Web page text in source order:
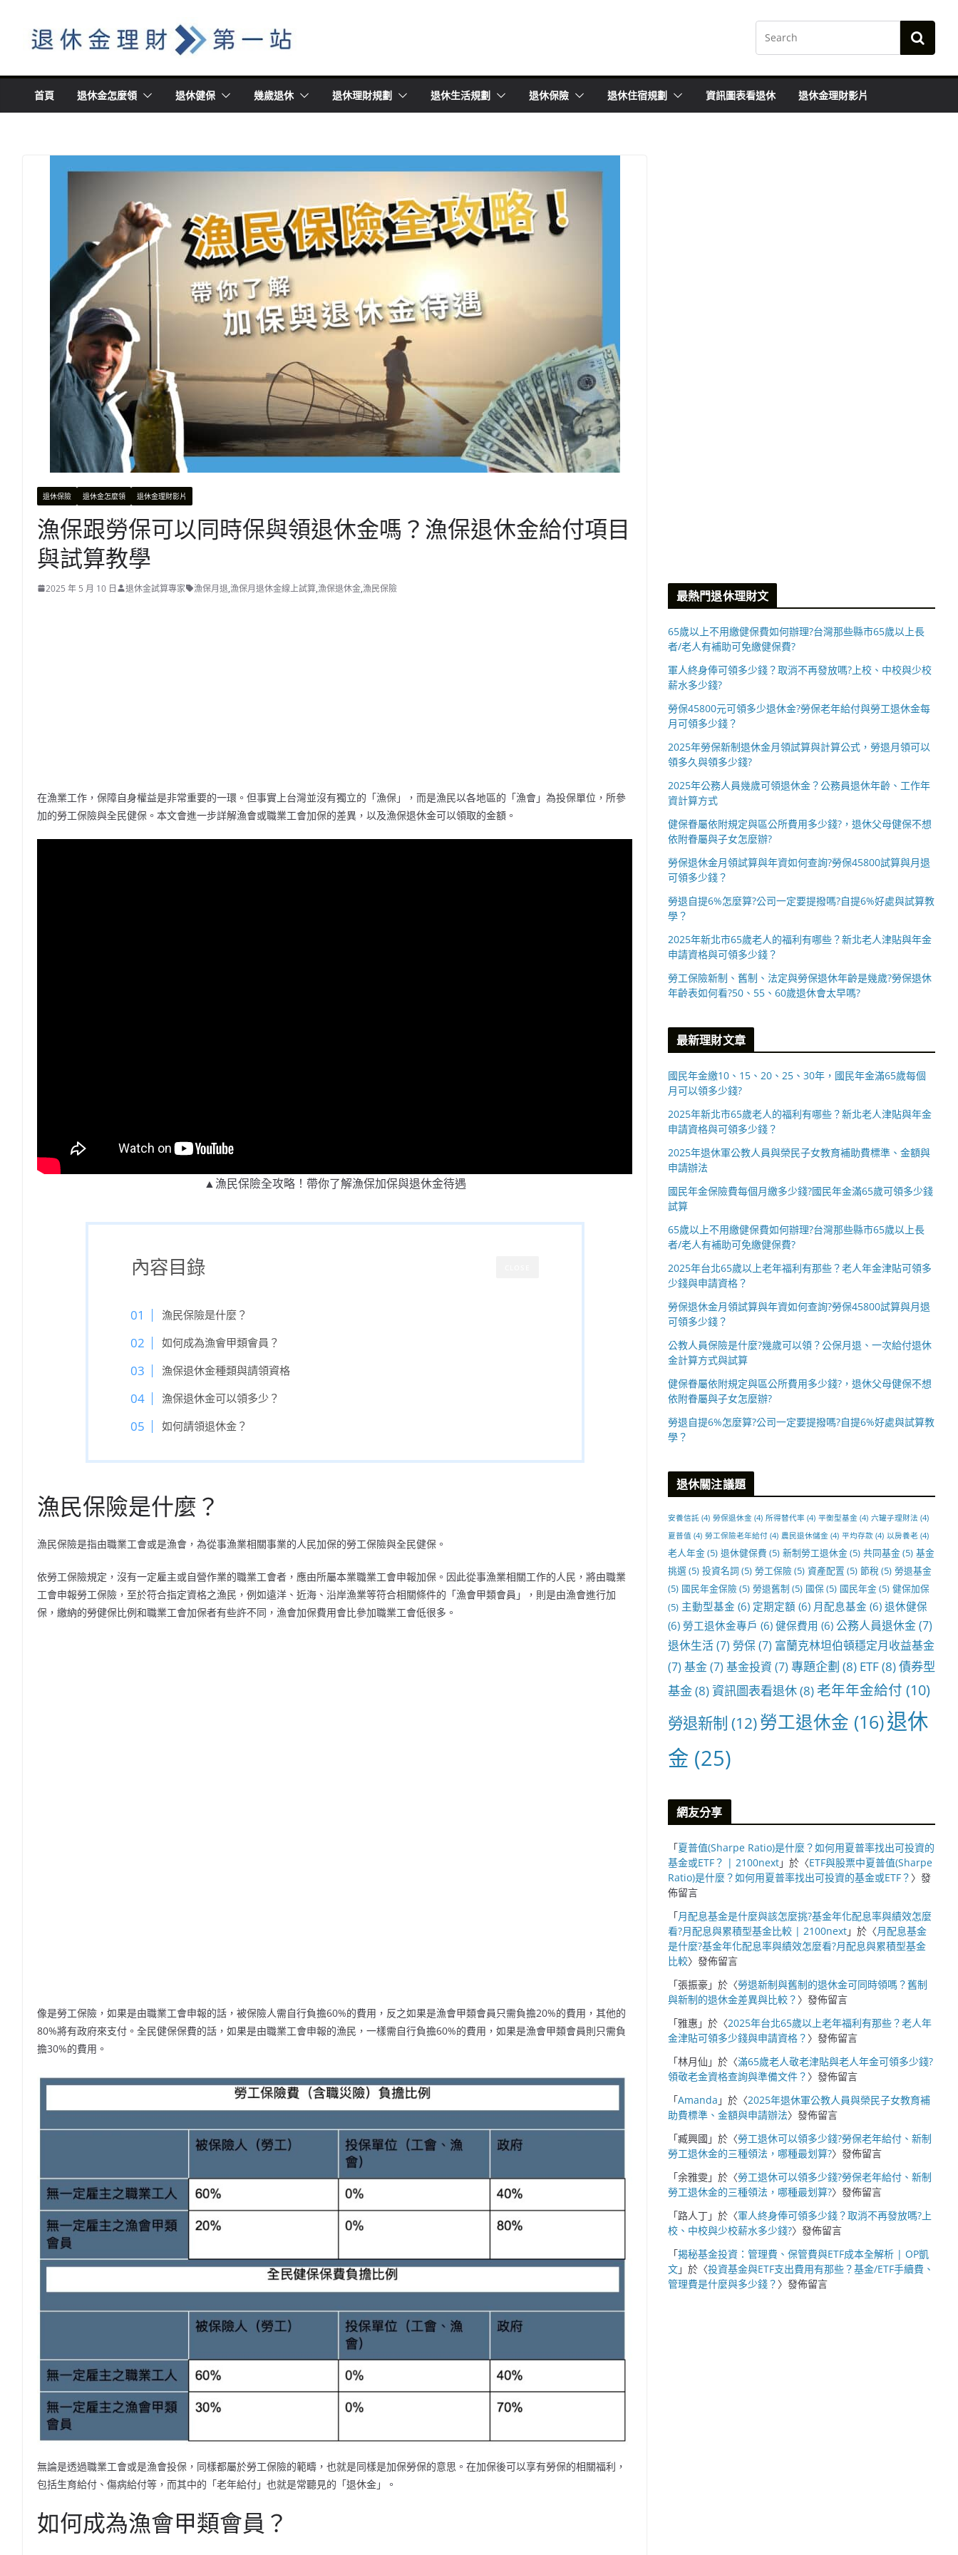
content
首頁 退休金怎麼領 退休健保 幾歲退休 退休理財規劃 退休生活規劃 退休保險 退休住宿規劃 資訊圖表看退休 退休金理財影片
退休保險 退休金怎麼領 退休金理財影片
漁保跟勞保可以同時保與領退休金嗎？漁保退休金給付項目
與試算教學
2025 年 5 月 10 日 退休金試算專家 漁保月退,漁保月退休金線上試算,漁保退休金,漁民保險
在漁業工作，保障自身權益是非常重要的一環。但事實上台灣並沒有獨立的「漁保」，而是漁民以各地區的「漁會」為投保單位，所參
加的勞工保險與全民健保。本文會進一步詳解漁會或職業工會加保的差異，以及漁保退休金可以領取的金額。
▲漁民保險全攻略！帶你了解漁保加保與退休金待遇
內容目錄
漁民保險是什麼？
如何成為漁會甲類會員？
漁保退休金種類與請領資格
漁保退休金可以領多少？
如何請領退休金？
漁民保險是什麼？
漁民保險是指由職業工會或是漁會，為從事漁業相關事業的人民加保的勞工保險與全民健保。
依勞工保險規定，沒有一定雇主或自營作業的職業工會者，應由所屬本業職業工會申報加保。因此從事漁業相關工作的人民，將由職業
工會申報勞工保險，至於符合指定資格之漁民，例如遠洋、近海、沿岸漁業等符合相關條件的「漁會甲類會員」，則是由漁會進行加
保，繳納的勞健保比例和職業工會加保者有些許不同，漁會加保費用會比參加職業工會低很多。
像是勞工保險，如果是由職業工會申報的話，被保險人需自行負擔60%的費用，反之如果是漁會甲類會員只需負擔20%的費用，其他的
80%將有政府來支付。全民健保保費的話，如果是由職業工會申報的漁民，一樣需自行負擔60%的費用，如果是漁會甲類會員則只需負
擔30%的費用。
無論是透過職業工會或是漁會投保，同樣都屬於勞工保險的範疇，也就是同樣是加保勞保的意思。在加保後可以享有勞保的相關福利，
包括生育給付、傷病給付等，而其中的「老年給付」也就是常聽見的「退休金」。
如何成為漁會甲類會員？
最熱門退休理財文
65歲以上不用繳健保費如何辦理?台灣那些縣市65歲以上長
者/老人有補助可免繳健保費?
軍人終身俸可領多少錢？取消不再發放嗎?上校、中校與少校
薪水多少錢?
勞保45800元可領多少退休金?勞保老年給付與勞工退休金每
月可領多少錢？
2025年勞保新制退休金月領試算與計算公式，勞退月領可以
領多久與領多少錢?
2025年公務人員幾歲可領退休金？公務員退休年齡、工作年
資計算方式
健保眷屬依附規定與區公所費用多少錢?，退休父母健保不想
依附眷屬與子女怎麼辦?
勞保退休金月領試算與年資如何查詢?勞保45800試算與月退
可領多少錢？
勞退自提6%怎麼算?公司一定要提撥嗎?自提6%好處與試算教
學？
2025年新北市65歲老人的福利有哪些？新北老人津貼與年金
申請資格與可領多少錢？
勞工保險新制、舊制、法定與勞保退休年齡是幾歲?勞保退休
年齡表如何看?50、55、60歲退休會太早嗎?
最新理財文章
國民年金繳10、15、20、25、30年，國民年金滿65歲每個
月可以領多少錢?
2025年新北市65歲老人的福利有哪些？新北老人津貼與年金
申請資格與可領多少錢？
2025年退休軍公教人員與榮民子女教育補助費標準、金額與
申請辦法
國民年金保險費每個月繳多少錢?國民年金滿65歲可領多少錢
試算
65歲以上不用繳健保費如何辦理?台灣那些縣市65歲以上長
者/老人有補助可免繳健保費?
2025年台北65歲以上老年福利有那些？老人年金津貼可領多
少錢與申請資格？
勞保退休金月領試算與年資如何查詢?勞保45800試算與月退
可領多少錢？
公教人員保險是什麼?幾歲可以領？公保月退、一次給付退休
金計算方式與試算
健保眷屬依附規定與區公所費用多少錢?，退休父母健保不想
依附眷屬與子女怎麼辦?
勞退自提6%怎麼算?公司一定要提撥嗎?自提6%好處與試算教
學？
退休關注議題
安養信託 (4) 勞保退休金 (4) 所得替代率 (4) 平衡型基金 (4) 六罐子理財法 (4)
夏普值 (4) 勞工保險老年給付 (4) 農民退休儲金 (4) 平均存款 (4) 以房養老 (4)
老人年金(5) 退休健保費 (5) 新制勞工退休金(5) 共同基金(5) 基金
挑選 (5) 投資名詞 (5) 勞工保險 (5) 資產配置 (5) 節稅 (5) 勞退基金
(5) 國民年金保險 (5) 勞退舊制 (5) 國保(5) 國民年金(5) 健保加保
(5) 主動型基金 (6) 定期定額 (6) 月配息基金 (6) 退休健保
(6) 勞工退休金專戶 (6) 健保費用 (6) 公務人員退休金(7)
退休生活(7) 勞保(7) 富蘭克林坦伯頓穩定月收益基金
(7) 基金(7) 基金投資 (7) 專題企劃 (8) ETF(8)債券型
基金(8)資訊圖表看退休(8)老年年金給付 (10)
勞退新制 (12)勞工退休金 (16)退休
金 (25)
網友分享
「夏普值(Sharpe Ratio)是什麼？如何用夏普率找出可投資的
基金或ETF？ | 2100next」於〈ETF與股票中夏普值(Sharpe
Ratio)是什麼？如何用夏普率找出可投資的基金或ETF？ 〉發
佈留言
「月配息基金是什麼與該怎麼挑?基金年化配息率與績效怎麼
看?月配息與累積型基金比較 | 2100next」於〈月配息基金
是什麼?基金年化配息率與績效怎麼看?月配息與累積型基金
比較〉發佈留言
「張振豪」於〈勞退新制與舊制的退休金可同時領嗎？舊制
與新制的退休金差異與比較？ 〉發佈留言
「雅惠 」於〈2025年台北65歲以上老年福利有那些？老人年
金津貼可領多少錢與申請資格？ 〉發佈留言
「林月仙 」於〈滿65歲老人敬老津貼與老人年金可領多少錢?
領敬老金資格查詢與準備文件？ 〉發佈留言
「Amanda 」於〈2025年退休軍公教人員與榮民子女教育補
助費標準、金額與申請辦法〉發佈留言
「臧興國 」於〈勞工退休可以領多少錢?勞保老年給付、新制
勞工退休金的三種領法，哪種最划算?〉發佈留言
「余雅雯」於〈勞工退休可以領多少錢?勞保老年給付、新制
勞工退休金的三種領法，哪種最划算?〉發佈留言
「路人丁」於〈軍人終身俸可領多少錢？取消不再發放嗎?上
校、中校與少校薪水多少錢?〉發佈留言
「揭秘基金投資：管理費、保管費與ETF成本全解析 | OP凱
文」於〈投資基金與ETF支出費用有那些？基金/ETF手續費、
管理費是什麼與多少錢？ 〉發佈留言